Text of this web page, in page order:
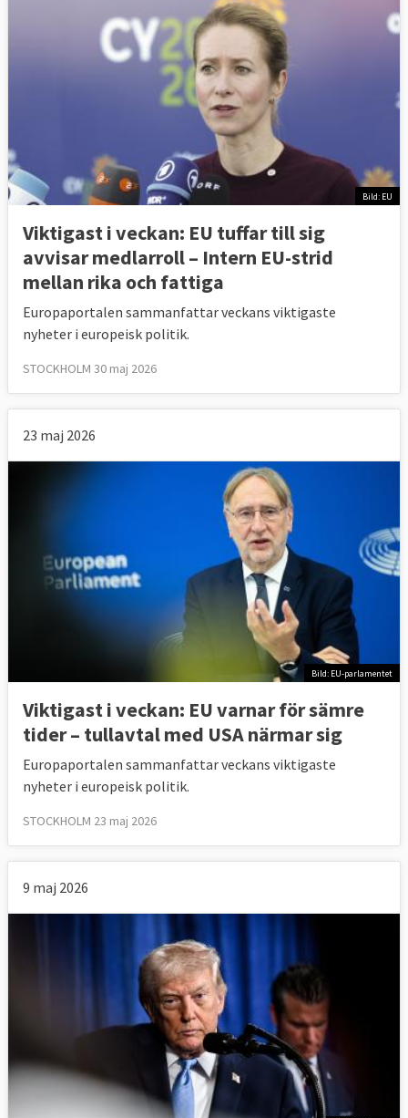
Bild: EU
Viktigast i veckan: EU tuffar till sig
avvisar medlarroll – Intern EU-strid
mellan rika och fattiga
Europaportalen sammanfattar veckans viktigaste
nyheter i europeisk politik.
STOCKHOLM 30 maj 2026
23 maj 2026
Bild: EU-parlamentet
Viktigast i veckan: EU varnar för sämre
tider – tullavtal med USA närmar sig
Europaportalen sammanfattar veckans viktigaste
nyheter i europeisk politik.
STOCKHOLM 23 maj 2026
9 maj 2026